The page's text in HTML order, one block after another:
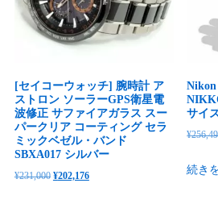
[セイコーウォッチ] 腕時計 ア
ストロン ソーラーGPS衛星電
波修正 サファイアガラス スー
パークリア コーティング セラ
ミックベゼル・バンド
SBXA017 シルバー
¥231,000 元
¥202,176現
サイ
¥
続き